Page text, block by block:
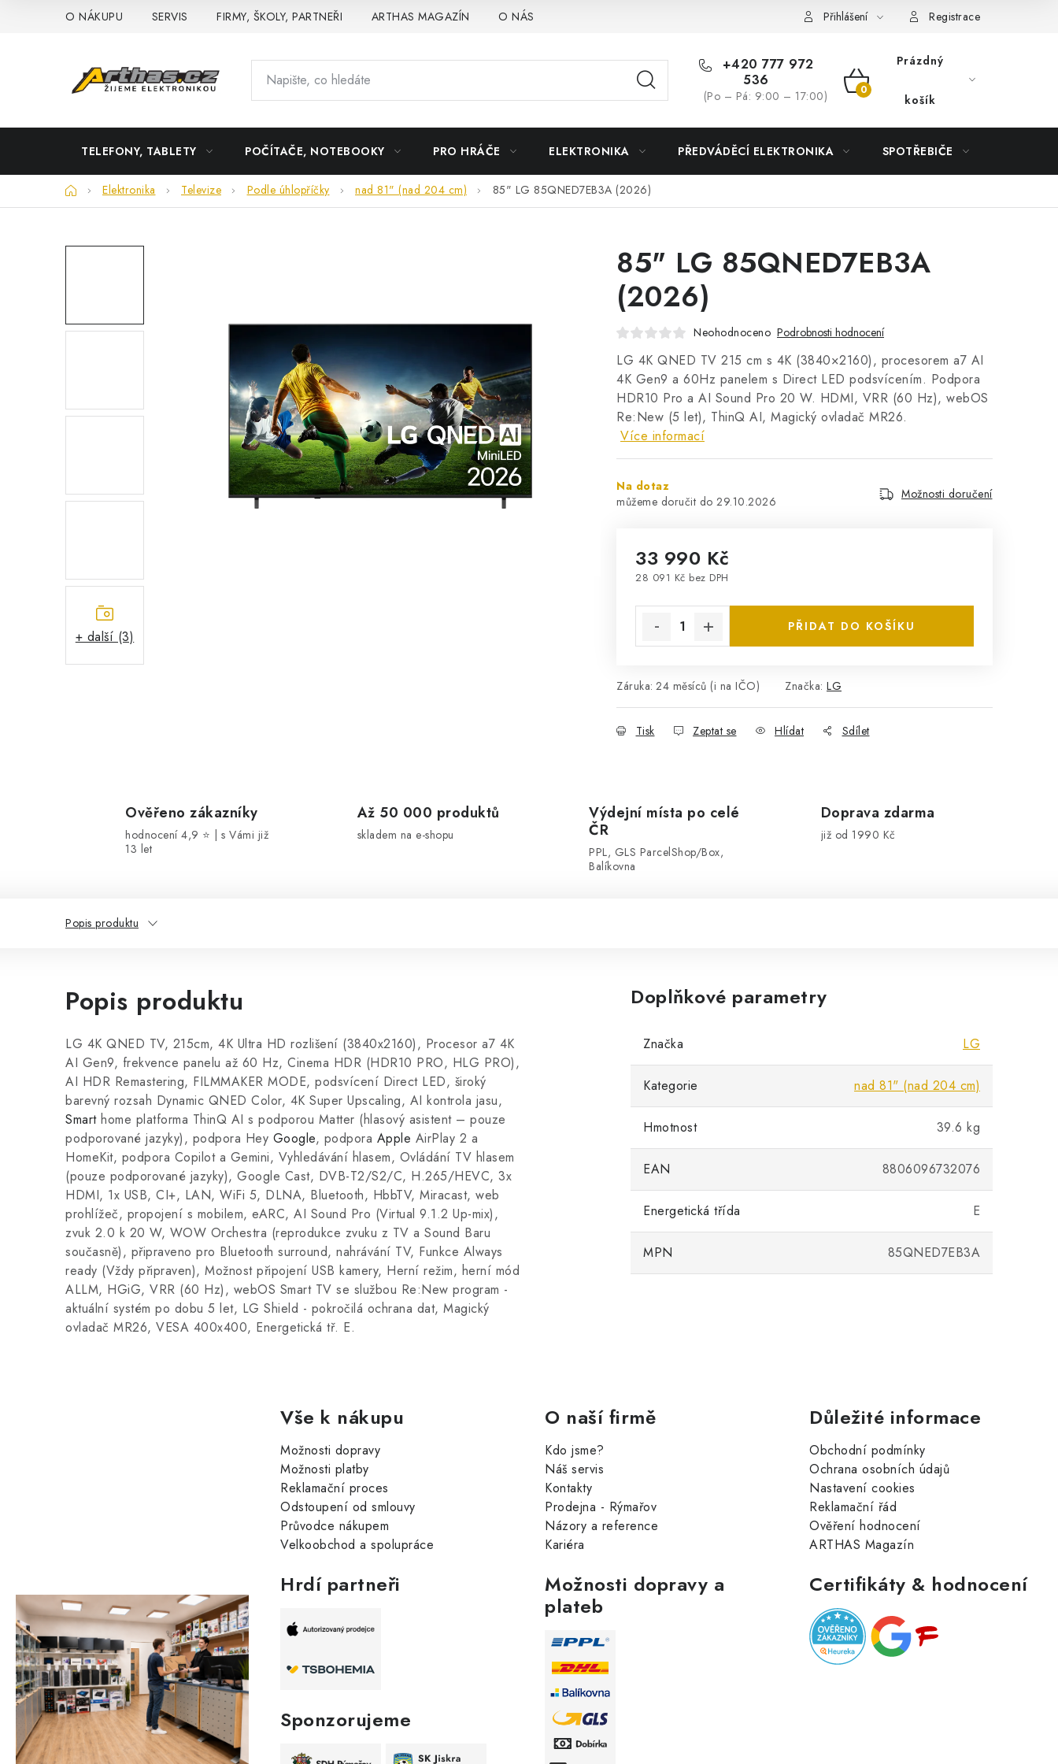
O NÁKUPU SERVIS FIRMY, ŠKOLY, PARTNEŘI ARTHAS MAGAZÍN O NÁS Přihlášení Registrace
+420 777 972
536
(Po – Pá: 9:00 – 17:00)
NÁKUPNÍ
Prázdný
košík
TELEFONY, TABLETY POČÍTAČE, NOTEBOOKY PRO HRÁČE ELEKTRONIKA PŘEDVÁDĚCÍ ELEKTRONIKA SPOTŘEBIČE
DomůElektronika Televize Podle úhlopříčky nad 81" (nad 204 cm) 85" LG 85QNED7EB3A (2026)
+ další (3)
85" LG 85QNED7EB3A
(2026)
Neohodnoceno Podrobnosti hodnocení
LG 4K QNED TV 215 cm s 4K (3840×2160), procesorem a7 AI
4K Gen9 a 60Hz panelem s Direct LED podsvícením. Podpora
HDR10 Pro a AI Sound Pro 20 W. HDMI, VRR (60 Hz), webOS
Re:New (5 let), ThinQ AI, Magický ovladač MR26.
Více informací
Na dotaz
29.10.2026
Možnosti doručení
33 990 Kč
28 091 Kč bez DPH
PŘIDAT DO KOŠÍKU
Záruka: 24 měsíců (i na IČO) Značka: LG
Tisk Zeptat se Hlídat Sdílet
Ověřeno zákazníky
hodnocení 4,9 ⭐ | s Vámi již
13 let
Až 50 000 produktů
skladem na e-shopu
Výdejní místa po celé
ČR
PPL, GLS ParcelShop/Box,
Balíkovna
Doprava zdarma
již od 1990 Kč
Popis produktu
Popis produktu
LG 4K QNED TV, 215cm, 4K Ultra HD rozlišení (3840x2160), Procesor a7 4K
AI Gen9, frekvence panelu až 60 Hz, Cinema HDR (HDR10 PRO, HLG PRO),
AI HDR Remastering, FILMMAKER MODE, podsvícení Direct LED, široký
barevný rozsah Dynamic QNED Color, 4K Super Upscaling, AI kontrola jasu,
Smarthome platforma ThinQ AI s podporou Matter (hlasový asistent – pouze
podporované jazyky), podpora Hey Google, podpora Apple AirPlay 2 a
HomeKit, podpora Copilot a Gemini, Vyhledávání hlasem, Ovládání TV hlasem
(pouze podporované jazyky), Google Cast, DVB-T2/S2/C, H.265/HEVC, 3x
HDMI, 1x USB, CI+, LAN, WiFi 5, DLNA, Bluetooth, HbbTV, Miracast, web
prohlížeč, propojení s mobilem, eARC, AI Sound Pro (Virtual 9.1.2 Up-mix),
zvuk 2.0 k 20 W, WOW Orchestra (reprodukce zvuku z TV a Sound Baru
současně), připraveno pro Bluetooth surround, nahrávání TV, Funkce Always
ready (Vždy připraven), Možnost připojení USB kamery, Herní režim, herní mód
ALLM, HGiG, VRR (60 Hz), webOS Smart TV se službou Re:New program -
aktuální systém po dobu 5 let, LG Shield - pokročilá ochrana dat, Magický
ovladač MR26, VESA 400x400, Energetická tř. E.
Doplňkové parametry
Značka LG
Kategorie nad 81" (nad 204 cm)
Hmotnost 39.6 kg
EAN 8806096732076
Energetická třída E
MPN 85QNED7EB3A
Vše k nákupu
Možnosti dopravy
Možnosti platby
Reklamační proces
Odstoupení od smlouvy
Průvodce nákupem
Velkoobchod a spolupráce
O naší firmě
Kdo jsme?
Náš servis
Kontakty
Prodejna - Rýmařov
Názory a reference
Kariéra
Důležité informace
Obchodní podmínky
Ochrana osobních údajů
Nastavení cookies
Reklamační řád
Ověření hodnocení
ARTHAS Magazín
Hrdí partneři
Sponzorujeme
Možnosti dopravy a
plateb
Certifikáty & hodnocení